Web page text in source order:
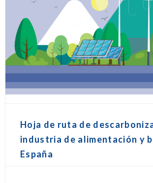
Hoja de ruta de
industria de alimentación y
España